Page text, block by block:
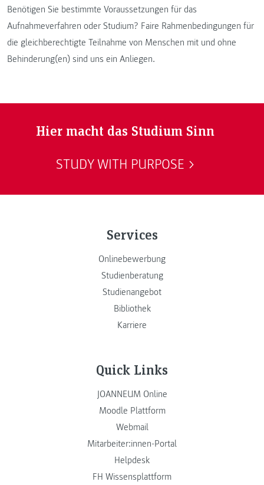
Benötigen Sie bestimmte Voraussetzungen für das
Aufnahmeverfahren oder Studium? Faire Rahmenbedingungen für
die gleichberechtigte Teilnahme von Menschen mit und ohne
Behinderung(en) sind uns ein Anliegen.
Hier macht das Studium Sinn
STUDY WITH PURPOSE
Services
Onlinebewerbung
Studienberatung
Studienangebot
Bibliothek
Karriere
Quick Links
JOANNEUM Online
Moodle Plattform
Webmail
Mitarbeiter:innen-Portal
Helpdesk
FH Wissensplattform